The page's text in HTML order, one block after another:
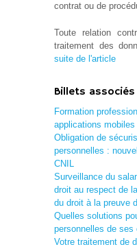
contrat ou de
Toute relation
traitement des
suite de l'article
Billets associés
Formation
applications
Obligation de
personnelles :
CNIL
Surveillance du
droit au respect de
du droit à la preuve
Quelles solutions
personnelles de ses
Votre traitement de